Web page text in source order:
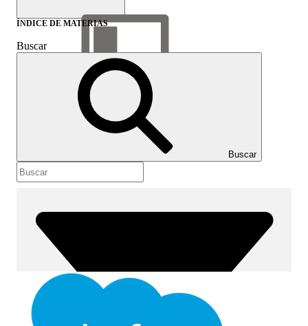
Mostrar índice de
materias
Índice de materias
ÍNDICE DE MATERIAS
Buscar
Buscar